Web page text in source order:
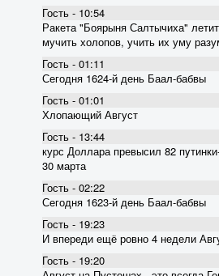
Гость - 10:54
Ракета "Боярыня Салтычиха"
мучить холопов, учить их уму
Гость - 01:11
Сегодня 1624-й день Баал-бабвы
Гость - 01:01
Хлопающий Август
Гость - 13:44
курс Доллара превысил 82
30 марта
Гость - 02:22
Сегодня 1623-й день Баал-бабвы
Гость - 19:23
И впереди ещё ровно 4 недели
Гость - 19:20